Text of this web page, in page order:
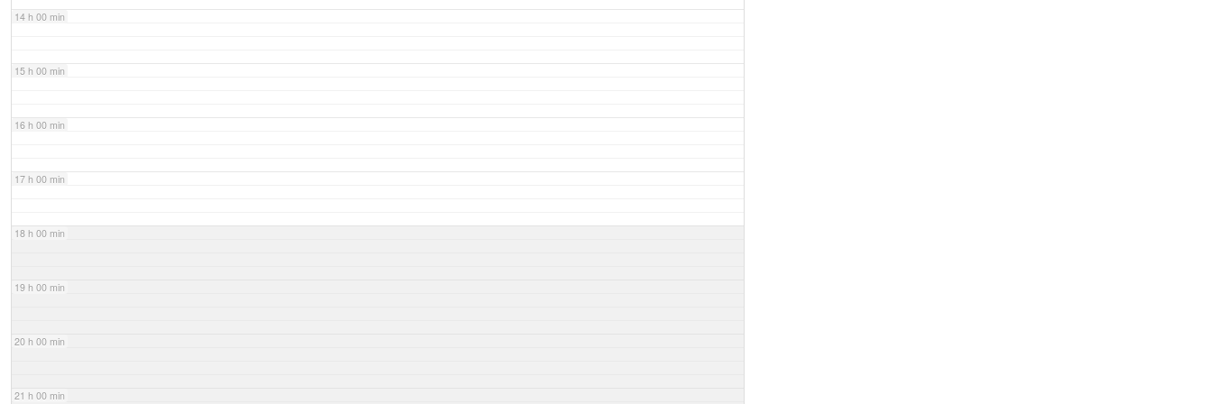
14 h 00 min
15 h 00 min
16 h 00 min
17 h 00 min
18 h 00 min
19 h 00 min
20 h 00 min
21 h 00 min